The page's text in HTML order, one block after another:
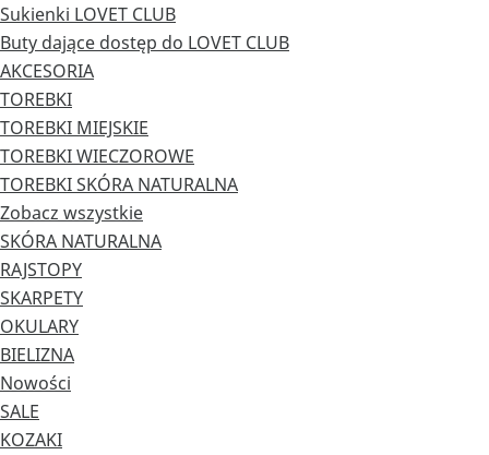
Sukienki LOVET CLUB
Buty dające dostęp do LOVET CLUB
AKCESORIA
TOREBKI
TOREBKI MIEJSKIE
TOREBKI WIECZOROWE
TOREBKI SKÓRA NATURALNA
Zobacz wszystkie
SKÓRA NATURALNA
RAJSTOPY
SKARPETY
OKULARY
BIELIZNA
Nowości
SALE
KOZAKI